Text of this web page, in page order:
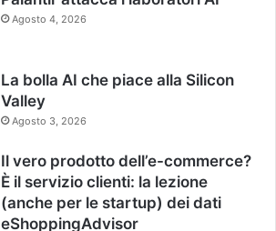
Agosto 4, 2026
La bolla AI che piace alla Silicon
Valley
Agosto 3, 2026
Il vero prodotto dell’e-commerce?
È il servizio clienti: la lezione
(anche per le startup) dei dati
eShoppingAdvisor